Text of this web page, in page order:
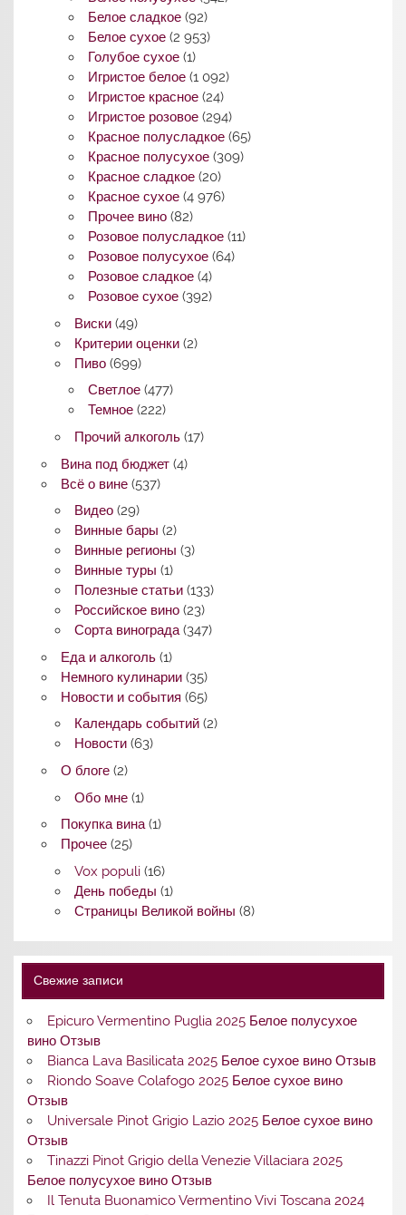
Белое сладкое (92)
Белое сухое (2 953)
Голубое сухое (1)
Игристое белое (1 092)
Игристое красное (24)
Игристое розовое (294)
Красное полусладкое (65)
Красное полусухое (309)
Красное сладкое (20)
Красное сухое (4 976)
Прочее вино (82)
Розовое полусладкое (11)
Розовое полусухое (64)
Розовое сладкое (4)
Розовое сухое (392)
Виски(49)
Критерии оценки(2)
Пиво(699)
Светлое (477)
Темное (222)
Прочий алкоголь(17)
Вина под бюджет(4)
Всё о вине(537)
Видео(29)
Винные бары (2)
Винные регионы (3)
Винные туры (1)
Полезные статьи(133)
Российское вино(23)
Сорта винограда(347)
Еда и алкоголь(1)
Немного кулинарии(35)
Новости и события (65)
Календарь событий(2)
Новости(63)
О блоге(2)
Обо мне(1)
Покупка вина(1)
Прочее(25)
Vox populi(16)
День победы (1)
Страницы Великой войны (8)
Свежие записи
Epicuro Vermentino Puglia 2025 Белое полусухое
вино Отзыв
Bianca Lava Basilicata 2025 Белое сухое вино Отзыв
Riondo Soave Colafogo 2025 Белое сухое вино
Отзыв
Universale Pinot Grigio Lazio 2025 Белое сухое вино
Отзыв
Tinazzi Pinot Grigio della Venezie Villaciara 2025
Белое полусухое вино Отзыв
Il Tenuta Buonamico Vermentino Vivi Toscana 2024